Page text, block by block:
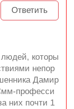
Ответить
которы
непор
Дамир
професси
них почти 1